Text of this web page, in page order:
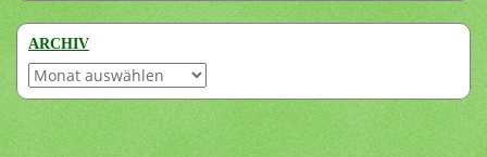
ARCHIV
Archiv